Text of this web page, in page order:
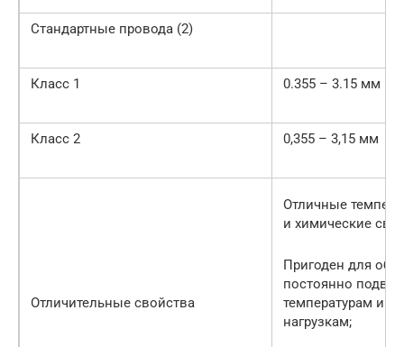
Стандартные провода (2)
Класс 1 0.355 – 3.15 мм
Класс 2 0,355 – 3,15 мм
Отличительные свойства
Отличные
и химические
Пригоден для
постоянно
температурам и
нагрузкам;